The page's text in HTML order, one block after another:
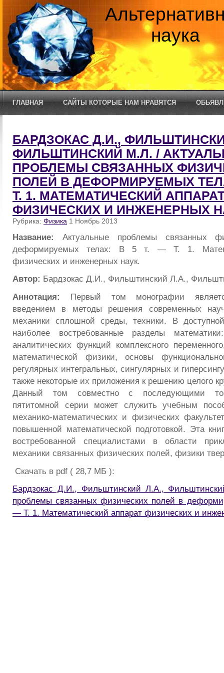
наука
ГЛАВНАЯ САЙТЫ КОТОРЫЕ НАМ НРАВЯТСЯ
БАРДЗОКАС Д.И.,
ФИЛЬШТИНСКИЙ М.Л. /
ПРОБЛЕМЫ СВЯЗАННЫХ
ПОЛЕЙ В ДЕФОРМИРУЕМЫХ
Т. 1. МАТЕМАТИЧЕСКИЙ
ФИЗИЧЕСКИХ И ИНЖЕНЕРНЫХ
Рубрика: Физика 1 Ноябрь 2013
Название: Актуальные проблемы связанных
деформируемых телах: В 5 т. — Т. 1.
физических и инженерных наук.
Автор: Бардзокас Д.И., Фильштинский Л.А.,
Аннотация: Первый том монографии
введением в методы решения современных
механики сплошной среды, техники. В
наиболее востребованные разделы
аналитических функций комплексного
математической физики, основы
регулярных интегральных, сингулярных и
также некоторые их приложения к решению целого
Данный том совместно с последующими
пятитомной серии может служить учебным
механико-математических и физических
повышенной математической подготовкой. Эта
востребованной специалистами в области
механики связанных физических полей, физики
Скачать в pdf ( 28,7 МБ ):
Бардзокас Д.И., Фильштинский Л.А.,
проблемы связанных физических полей в
— Т. 1. Математический аппарат физических и